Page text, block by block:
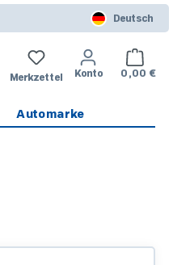
Deutsch
Merkzettel Konto 0,00 €
Automarke